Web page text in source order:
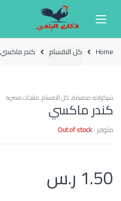
Home كل الاقسام كندر ماكسي
شيكولاته مخفضة,كل الاقسام,منتجات مصرية
كندر ماكسي
متوفر :Out of stock
1.50 ر.س